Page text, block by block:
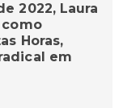
2022, Laura
Horas,
em